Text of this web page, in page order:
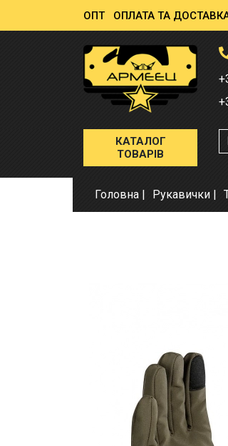
ОПТ ОПЛАТА ТА
КАТАЛОГ
ТОВАРІВ
Головна Рукавички